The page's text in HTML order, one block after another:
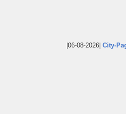
|06-08-2026| City-